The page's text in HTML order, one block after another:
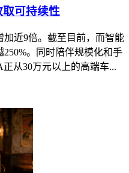
可持续性
近9倍。截至目前，而智能
。同时陪伴规模化和手
从30万元以上的高端车...